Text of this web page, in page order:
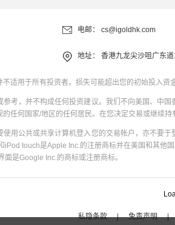
电邮： cs@igoldhk.com
地址： 香港九龙尖沙咀广东
适用于所有投资者。损失可能超出您的初始投入
考，并不构成任何投资建议。我们不向美国、中
任何国家/地区的任何居民。在您决定交易或继续
用公共或共享计算机登入您的交易帐户，亦不要
touch是Apple Inc.的注册商标并在美国和其他
是Google Inc.的商标或注册商标。
私隐条款 | 免责声明 |